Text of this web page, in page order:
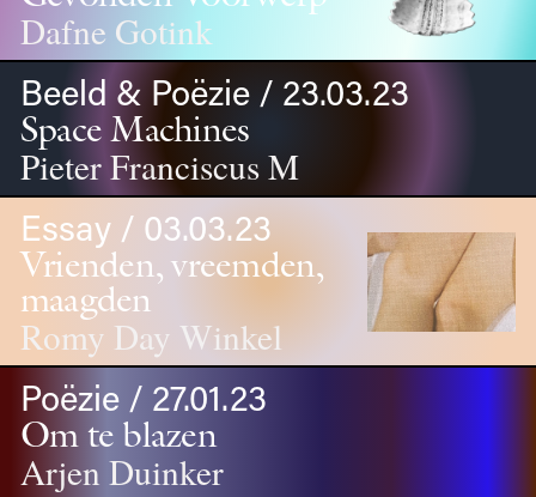
Dafne Gotink
Beeld & Poëzie / 23.03.23
Space Machines
Pieter Franciscus M
Essay / 03.03.23
Vrienden, vreemden,
maagden
Romy Day Winkel
Poëzie / 27.01.23
Om te blazen
Arjen Duinker